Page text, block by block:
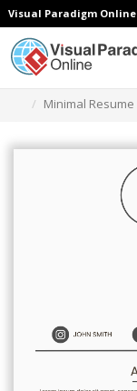
Visual Paradigm Online
Minimal Resume